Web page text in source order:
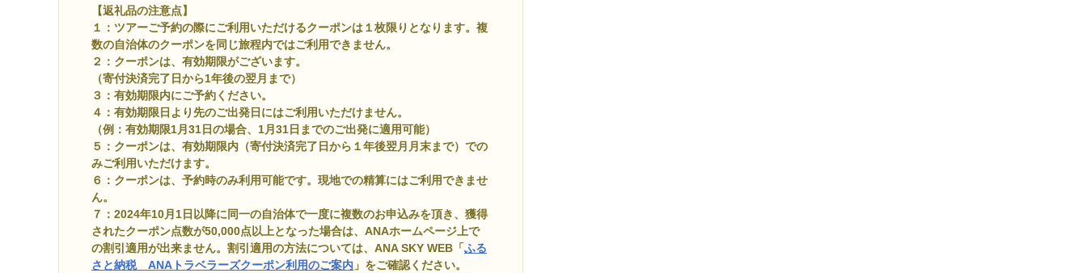
【返礼品の注意点】
１：ツアーご予約の際にご利用いただけるクーポンは１枚限りとなります。複
数の自治体のクーポンを同じ旅程内ではご利用できません。
２：クーポンは、有効期限がございます。
（寄付決済完了日から1年後の翌月まで）
３：有効期限内にご予約ください。
４：有効期限日より先のご出発日にはご利用いただけません。
（例：有効期限1月31日の場合、1月31日までのご出発に適用可能）
５：クーポンは、有効期限内（寄付決済完了日から１年後翌月月末まで）での
みご利用いただけます。
６：クーポンは、予約時のみ利用可能です。現地での精算にはご利用できませ
ん。
７：2024年10月1日以降に同一の自治体で一度に複数のお申込みを頂き、獲得
されたクーポン点数が50,000点以上となった場合は、ANAホームページ上で
の割引適用が出来ません。割引適用の方法については、ANA SKY WEB「ふる
さと納税 ANAトラベラーズクーポン利用のご案内 」をご確認ください。